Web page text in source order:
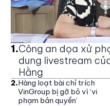
1.Công an dọa xử
dung livestream
Hằng
2.Hàng loạt bài chỉ trích
VinGroup bị gỡ bỏ vì ‘vi
phạm bản quyền’